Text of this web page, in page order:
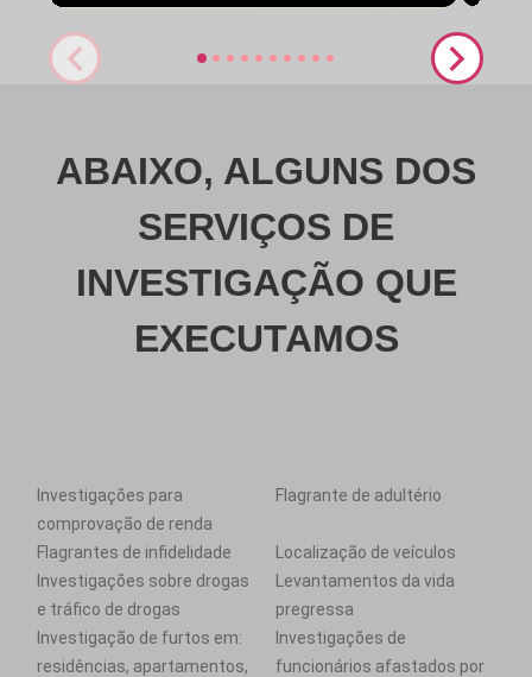
ABAIXO, ALGUNS DOS
SERVIÇOS DE
INVESTIGAÇÃO QUE
EXECUTAMOS
Investigações para
comprovação de renda
Flagrante de adultério
Flagrantes de infidelidade
Localização de veículos
Investigações sobre drogas
e tráfico de drogas
Levantamentos da vida
pregressa
Investigação de furtos em:
residências, apartamentos,
Investigações de
funcionários afastados por